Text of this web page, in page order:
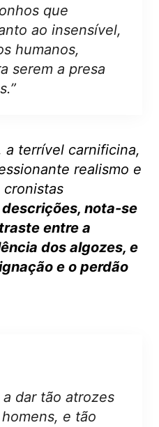
que
ao insensível,
humanos,
serem a presa
a terrível carnificina,
realismo e
descrições, nota-se
entre a
dos algozes, e
e o perdão
dar tão atrozes
e tão